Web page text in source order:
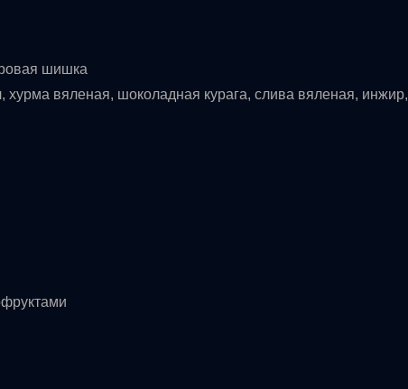
шишка
хурма вяленая, шоколадная курага, слива вяленая, инжир,